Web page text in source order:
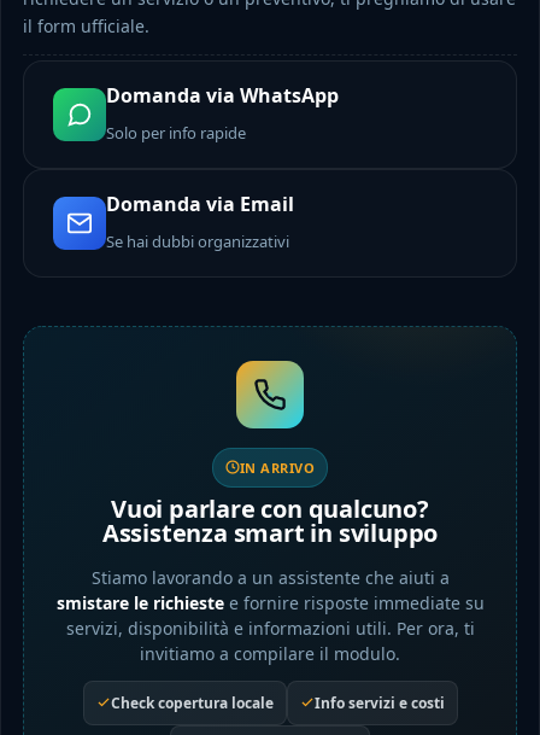
il form ufficiale.
Domanda via WhatsApp
Solo per info rapide
Domanda via Email
Se hai dubbi organizzativi
IN ARRIVO
Vuoi parlare con qualcuno?
Assistenza smart in sviluppo
Stiamo lavorando a un assistente che aiuti a
smistare le richiestee fornire risposte immediate su
servizi, disponibilità e informazioni utili. Per ora, ti
invitiamo a compilare il modulo.
Check copertura locale Info servizi e costi